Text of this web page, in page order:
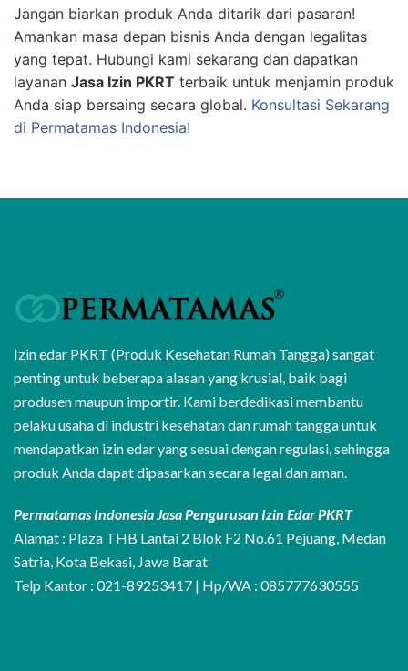
Jangan biarkan produk Anda ditarik dari pasaran!
Amankan masa depan bisnis Anda dengan legalitas
yang tepat. Hubungi kami sekarang dan dapatkan
layanan Jasa Izin PKRT terbaik untuk menjamin produk
Anda siap bersaing secara global. Konsultasi Sekarang
di Permatamas Indonesia!
Izin edar PKRT (Produk Kesehatan Rumah Tangga) sangat
penting untuk beberapa alasan yang krusial, baik bagi
produsen maupun importir. Kami berdedikasi membantu
pelaku usaha di industri kesehatan dan rumah tangga untuk
mendapatkan izin edar yang sesuai dengan regulasi, sehingga
produk Anda dapat dipasarkan secara legal dan aman.
Permatamas Indonesia Jasa Pengurusan Izin Edar PKRT
Alamat : Plaza THB Lantai 2 Blok F2 No.61 Pejuang, Medan
Satria, Kota Bekasi, Jawa Barat
Telp Kantor : 021-89253417 | Hp/WA : 085777630555